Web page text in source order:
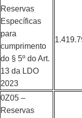
Reservas
Específicas
para
cumprimento
do § 5º do Art.
13 da LDO
2023
0Z05 –
Reservas